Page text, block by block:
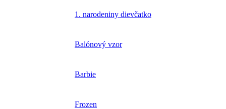
1. narodeniny dievčatko
Balónový vzor
Barbie
Frozen